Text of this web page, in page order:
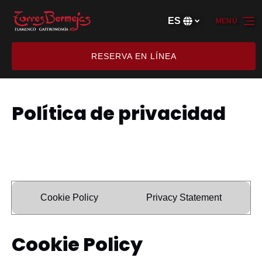
Saltar a la navegación principal
Saltar al contenido
Saltar al pie de página
Selecciona
tu
ES
RESERVA EN LÍNEA
MENÚ
Política de privacidad
Cookie Policy Privacy Statement
Cookie Policy